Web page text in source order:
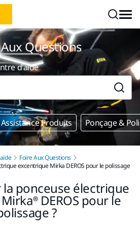
Questions
d'aide
Assistance Produits Ponçage &
Foire Aux Questions
excentrique Mirka DEROS pour le polissage
la ponceuse électrique
DEROS pour le
?